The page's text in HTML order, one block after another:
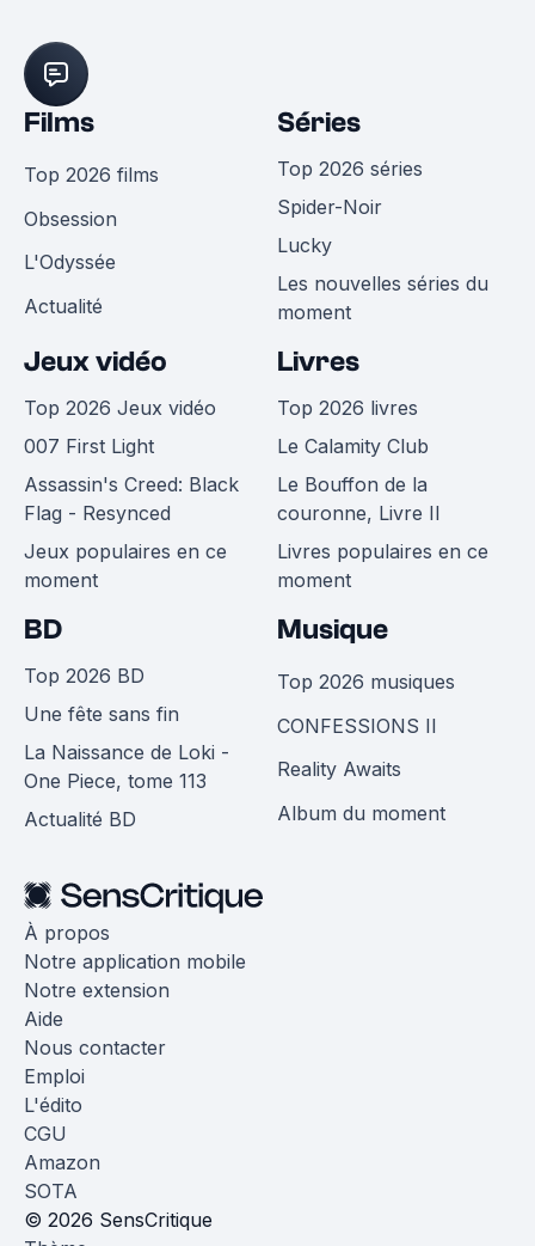
Films
Top 2026 films
Obsession
L'Odyssée
Actualité
Séries
Top 2026 séries
Spider-Noir
Lucky
Les nouvelles séries du
moment
Jeux vidéo
Top 2026 Jeux vidéo
007 First Light
Assassin's Creed: Black
Flag - Resynced
Jeux populaires en ce
moment
Livres
Top 2026 livres
Le Calamity Club
Le Bouffon de la
couronne, Livre II
Livres populaires en ce
moment
BD
Top 2026 BD
Une fête sans fin
La Naissance de Loki -
One Piece, tome 113
Actualité BD
Musique
Top 2026 musiques
CONFESSIONS II
Reality Awaits
Album du moment
À propos
Notre application mobile
Notre extension
Aide
Nous contacter
Emploi
L'édito
CGU
Amazon
SOTA
© 2026 SensCritique